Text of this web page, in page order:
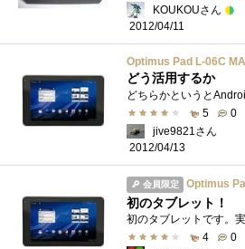
KOUKOUさん
2012/04/11
Optimus Pad L-06C
どう活用するか
5
0
jive9821さん
2012/04/13
会員限定 Optimus
初のタブレット！
4
0